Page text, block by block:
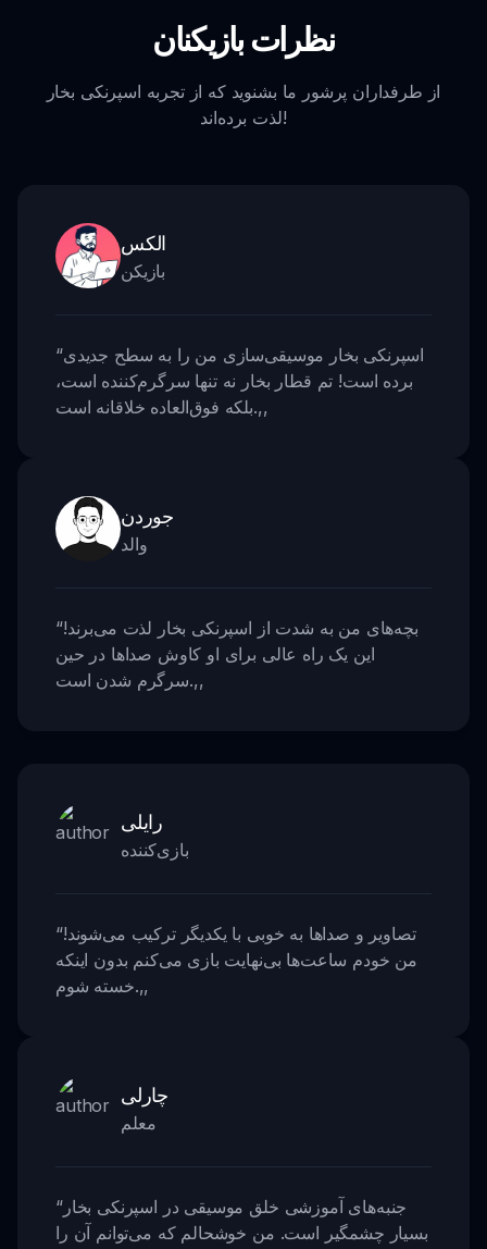
نظرات بازیکنان
از طرفداران پرشور ما بشنوید که از تجربه اسپرنکی بخار
لذت برده‌اند!
الکس
بازیکن
“اسپرنکی بخار موسیقی‌سازی من را به سطح جدیدی
برده است! تم قطار بخار نه تنها سرگرم‌کننده است،
بلکه فوق‌العاده خلاقانه است.,,
جوردن
والد
“بچه‌های من به شدت از اسپرنکی بخار لذت می‌برند!
این یک راه عالی برای او کاوش صداها در حین
سرگرم شدن است.,,
رایلی
بازی‌کننده
“تصاویر و صداها به خوبی با یکدیگر ترکیب می‌شوند!
من خودم ساعت‌ها بی‌نهایت بازی می‌کنم بدون اینکه
خسته شوم.,,
چارلی
معلم
“جنبه‌های آموزشی خلق موسیقی در اسپرنکی بخار
بسیار چشمگیر است. من خوشحالم که می‌توانم آن را